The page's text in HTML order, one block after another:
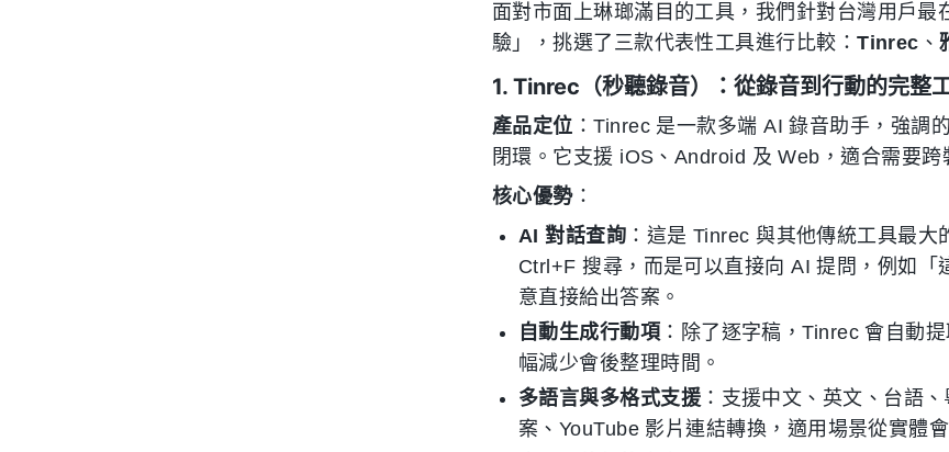
面對市面上琳瑯滿目的工具，我們針對台灣用戶
驗」，挑選了三款代表性工具進行比較：Tinrec 、
1. Tinrec（秒聽錄音）：從錄音到行動的完整
產品定位 ：Tinrec 是一款多端 AI 錄音助手，強
閉環。它支援 iOS、Android 及 Web，適合需要跨
核心優勢：
AI 對話查詢 ：這是 Tinrec 與其他傳統工具最
Ctrl+F 搜尋，而是可以直接向 AI 提問，例如
意直接給出答案。
自動生成行動項 ：除了逐字稿，Tinrec 會自動
幅減少會後整理時間。
多語言與多格式支援 ：支援中文、英文、台語
案、YouTube 影片連結轉換，適用場景從實體